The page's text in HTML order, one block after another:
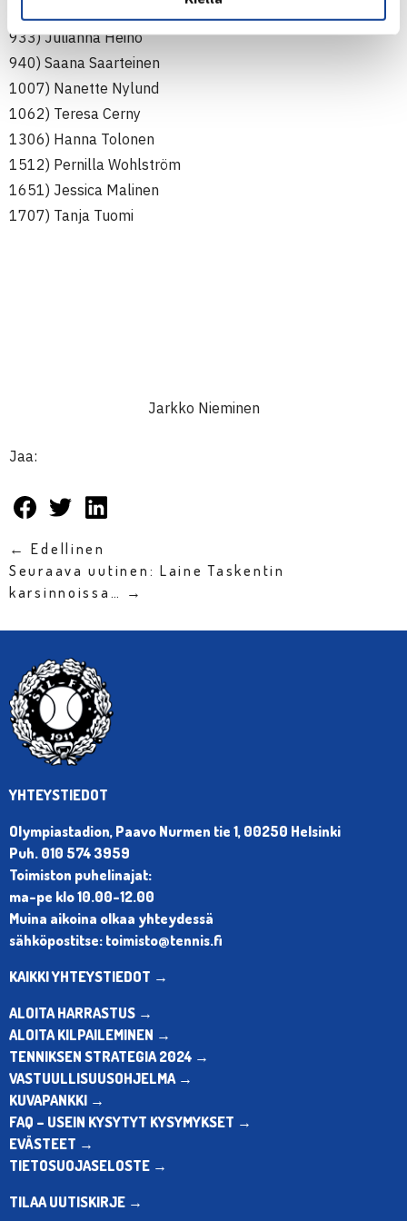
933) Julianna Heino
940) Saana Saarteinen
1007) Nanette Nylund
1062) Teresa Cerny
1306) Hanna Tolonen
1512) Pernilla Wohlström
1651) Jessica Malinen
1707) Tanja Tuomi
Jarkko Nieminen
Jaa:
← Edellinen
Seuraava uutinen: Laine Taskentin
karsinnoissa… →
YHTEYSTIEDOT
Olympiastadion, Paavo Nurmen tie 1, 00250 Helsinki
Puh. 010 574 3959
Toimiston puhelinajat:
ma-pe klo 10.00-12.00
Muina aikoina olkaa yhteydessä
sähköpostitse: toimisto@tennis.fi
KAIKKI YHTEYSTIEDOT →
ALOITA HARRASTUS →
ALOITA KILPAILEMINEN →
TENNIKSEN STRATEGIA 2024 →
VASTUULLISUUSOHJELMA →
KUVAPANKKI →
FAQ – USEIN KYSYTYT KYSYMYKSET →
EVÄSTEET →
TIETOSUOJASELOSTE →
TILAA UUTISKIRJE →